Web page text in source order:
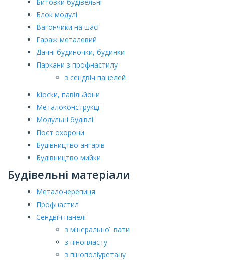
Блок модулі
Вагончики на шасі
Гараж металевий
Дачні будиночки, будинки
Паркани з профнастилу
з сендвіч панелей
Кіоски, павільйони
Металоконструкції
Модульні будівлі
Пост охорони
Будівництво ангарів
Будівництво мийки
Будівельні матеріали
Металочерепиця
Профнастил
Сендвіч панелі
з мінеральної вати
з пінопласту
з пінополіуретану